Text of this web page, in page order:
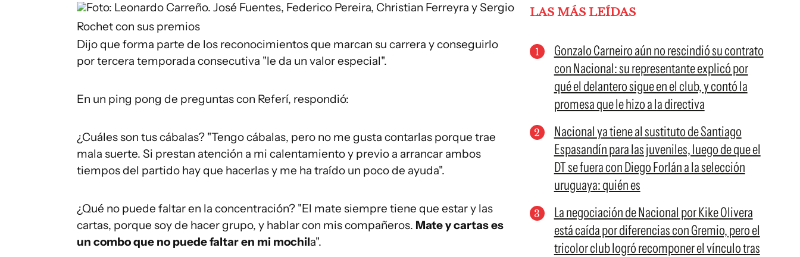
Foto: Leonardo Carreño. José Fuentes, Federico Pereira, Christian Ferreyra y Sergio
Rochet con sus premios
Dijo que forma parte de los reconocimientos que marcan su carrera y conseguirlo
por tercera temporada consecutiva "le da un valor especial".
En un ping pong de preguntas con Referí, respondió:
¿Cuáles son tus cábalas? "Tengo cábalas, pero no me gusta contarlas porque trae
mala suerte. Si prestan atención a mi calentamiento y previo a arrancar ambos
tiempos del partido hay que hacerlas y me ha traído un poco de ayuda".
¿Qué no puede faltar en la concentración? "El mate siempre tiene que estar y las
cartas, porque soy de hacer grupo, y hablar con mis compañeros. Mate y cartas es
un combo que no puede faltar en mi mochila".
LAS MÁS LEÍDAS
Gonzalo Carneiro aún no rescindió su contrato
con Nacional: su representante explicó por
qué el delantero sigue en el club, y contó la
promesa que le hizo a la directiva
Nacional ya tiene al sustituto de Santiago
Espasandín para las juveniles, luego de que el
DT se fuera con Diego Forlán a la selección
uruguaya: quién es
La negociación de Nacional por Kike Olivera
está caída por diferencias con Gremio, pero el
tricolor club logró recomponer el vínculo tras